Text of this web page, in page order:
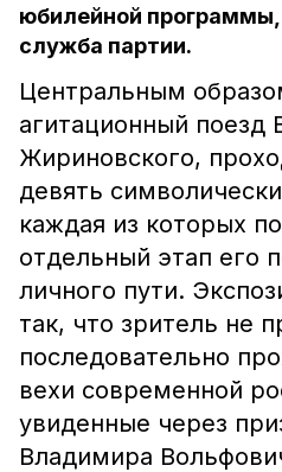
юбилейной
служба партии.
Центральным
агитационный поезд
Жириновского,
девять
каждая из которых
отдельный этап его
личного пути.
так, что зритель не
последовательно
вехи современной
увиденные через
Владимира